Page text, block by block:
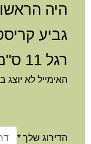
גביע
רגל 11 ס"מ תכולה 100 מ"ל”
האימייל לא יוצג
הדירוג שלך *